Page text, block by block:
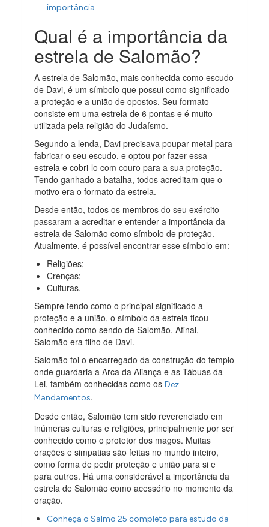
importância
Qual é a importância da
estrela de Salomão?
A estrela de Salomão, mais conhecida como escudo
de Davi, é um símbolo que possui como significado
a proteção e a união de opostos. Seu formato
consiste em uma estrela de 6 pontas e é muito
utilizada pela religião do Judaísmo.
Segundo a lenda, Davi precisava poupar metal para
fabricar o seu escudo, e optou por fazer essa
estrela e cobri-lo com couro para a sua proteção.
Tendo ganhado a batalha, todos acreditam que o
motivo era o formato da estrela.
Desde então, todos os membros do seu exército
passaram a acreditar e entender a importância da
estrela de Salomão como símbolo de proteção.
Atualmente, é possível encontrar esse símbolo em:
Religiões;
Crenças;
Culturas.
Sempre tendo como o principal significado a
proteção e a união, o símbolo da estrela ficou
conhecido como sendo de Salomão. Afinal,
Salomão era filho de Davi.
Salomão foi o encarregado da construção do templo
onde guardaria a Arca da Aliança e as Tábuas da
Lei, também conhecidas como osDez
Mandamentos.
Desde então, Salomão tem sido reverenciado em
inúmeras culturas e religiões, principalmente por ser
conhecido como o protetor dos magos. Muitas
orações e simpatias são feitas no mundo inteiro,
como forma de pedir proteção e união para si e
para outros. Há uma considerável a importância da
estrela de Salomão como acessório no momento da
oração.
Conheça o Salmo 25 completo para estudo da